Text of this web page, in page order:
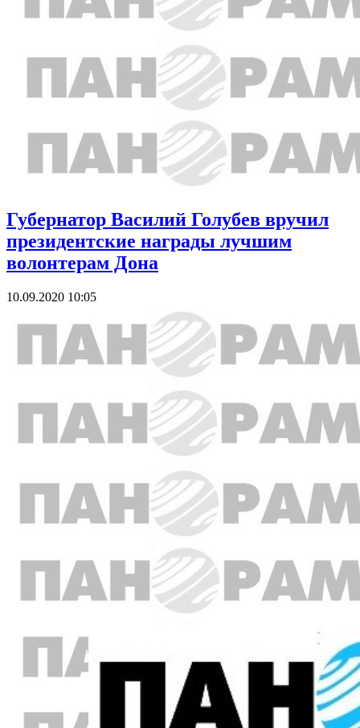
Губернатор Василий Голубев вручил
президентские награды лучшим
волонтерам Дона
10.09.2020 10:05